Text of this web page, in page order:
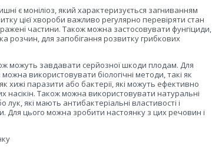
є моніліоз, який характеризується загниванням
цієї хвороби важливо регулярно перевіряти стан
частини. Також можна застосовувати фунгіциди,
розчин, для запобігання розвитку грибкових
можуть завдавати серйозної шкоди плодам. Для
використовувати біологічні методи, такі як
хижі паразити або бактерії, які можуть ефективно
насікін. Також можна використовувати натуральні
які мають антибактеріальні властивості і
Для цього можна зробити настоянку з цих речовин і